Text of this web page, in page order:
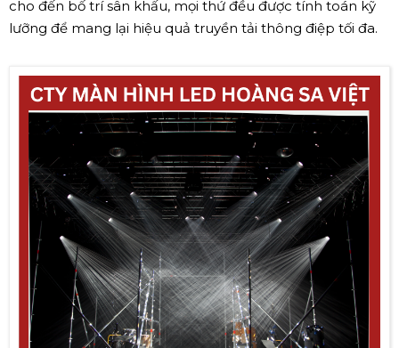
cho đến bố trí sân khấu, mọi thứ đều được tính toán kỹ
lưỡng để mang lại hiệu quả truyền tải thông điệp tối đa.